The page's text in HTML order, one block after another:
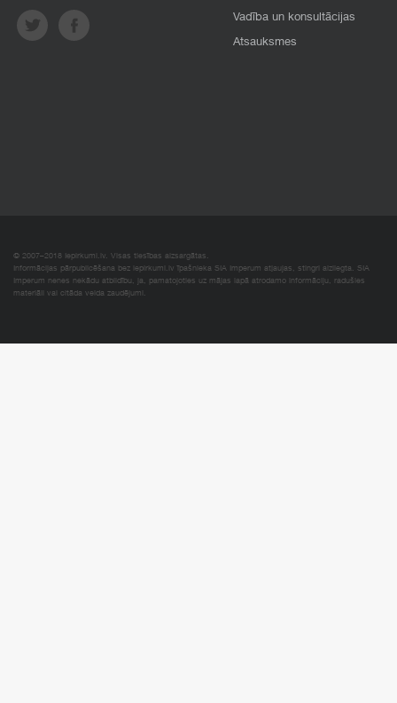
Vadība un konsultācijas
Atsauksmes
© 2007–2018 Iepirkumi.lv. Visas tiesības aizsargātas.
Informācijas pārpublicēšana bez iepirkumi.lv īpašnieka SIA Imperum atļaujas, stingri aizliegta. SIA
Imperum nenes nekādu atbildību, ja, pamatojoties uz mājas lapā atrodamo informāciju, radušies
materiāli vai citāda veida zaudējumi.